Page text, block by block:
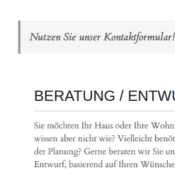
Nutzen Sie unser Kontaktformular!